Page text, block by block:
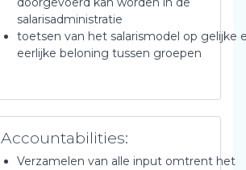
salarisadministratie
toetsen van het salarismodel op gelijke
eerlijke beloning tussen groepen
Accountabilities:
Verzamelen van alle input omtrent het